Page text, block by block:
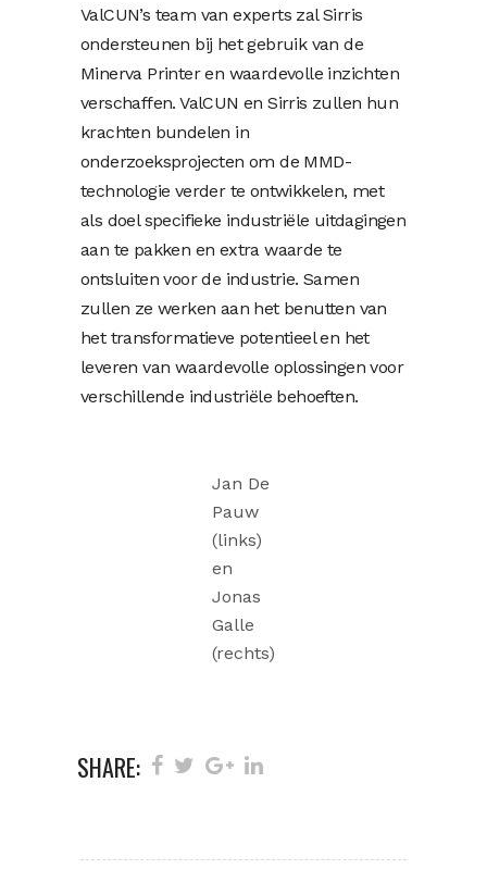
ValCUN’s team van experts zal Sirris
ondersteunen bij het gebruik van de
Minerva Printer en waardevolle inzichten
verschaffen. ValCUN en Sirris zullen hun
krachten bundelen in
onderzoeksprojecten om de MMD-
technologie verder te ontwikkelen, met
als doel specifieke industriële uitdagingen
aan te pakken en extra waarde te
ontsluiten voor de industrie. Samen
zullen ze werken aan het benutten van
het transformatieve potentieel en het
leveren van waardevolle oplossingen voor
verschillende industriële behoeften.
Jan De
Pauw
(links)
en
Jonas
Galle
(rechts)
SHARE: